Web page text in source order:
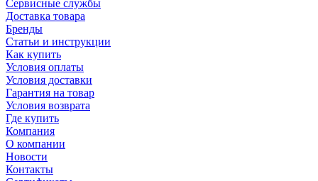
Сервисные службы
Доставка товара
Бренды
Статьи и инструкции
Как купить
Условия оплаты
Условия доставки
Гарантия на товар
Условия возврата
Где купить
Компания
О компании
Новости
Контакты